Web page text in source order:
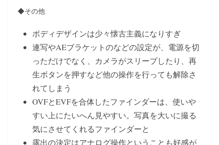
◆その他
ボディデザインは少々懐古主義になりすぎ
連写やAEブラケットのなどの設定が、電源を切
っただけでなく、カメラがスリープしたり、再
生ボタンを押すなど他の操作を行っても解除さ
れてしまう
OVFとEVFを合体したファインダーは、使いや
すい上にたいへん見やすい。写真を大いに撮る
気にさせてくれるファインダーと
露出の決定はアナログ操作ということも好感が